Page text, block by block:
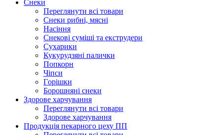
Снеки
Переглянути всі товари
Снеки рибні, мясні
Насіння
Снекові суміші та екструдери
Сухарики
Кукурудзяні пaлички
Попкорн
Чіпси
Гoрішки
Борошняні снеки
Здорове харчування
Переглянути всі товари
Здорове харчування
Продукцiя пекарного цеху ПП